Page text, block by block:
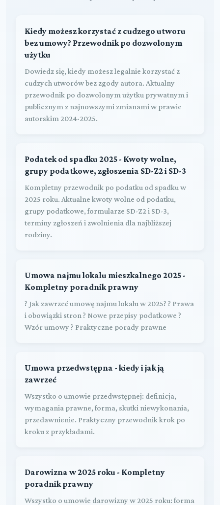
Kiedy możesz korzystać z cudzego utworu
bez umowy? Przewodnik po dozwolonym
użytku
Dowiedz się, kiedy możesz legalnie korzystać z
cudzych utworów bez zgody autora. Aktualny
przewodnik po dozwolonym użytku prywatnym i
publicznym z najnowszymi zmianami w prawie
autorskim 2024-2025.
Podatek od spadku 2025 - Kwoty wolne,
grupy podatkowe, zgłoszenia SD-Z2 i SD-3
Kompletny przewodnik po podatku od spadku w
2025 roku. Aktualne kwoty wolne od podatku,
grupy podatkowe, formularze SD-Z2 i SD-3,
terminy zgłoszeń i zwolnienia dla najbliższej
rodziny.
Umowa najmu lokalu mieszkalnego 2025 -
Kompletny poradnik prawny
? Jak zawrzeć umowę najmu lokalu w 2025? ? Prawa
i obowiązki stron ? Nowe przepisy podatkowe ?
Wzór umowy ? Praktyczne porady prawne
Umowa przedwstępna - kiedy i jak ją
zawrzeć
Wszystko o umowie przedwstępnej: definicja,
wymagania prawne, forma, skutki niewykonania,
przedawnienie. Praktyczny przewodnik krok po
kroku z przykładami.
Darowizna w 2025 roku - Kompletny
poradnik prawny
Wszystko o umowie darowizny w 2025 roku: forma